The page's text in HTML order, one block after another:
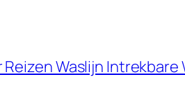
Waslijn